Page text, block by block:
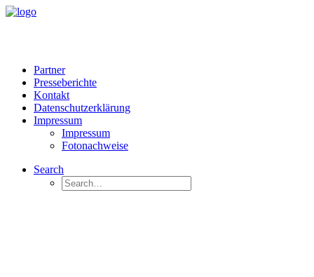
Partner
Presseberichte
Kontakt
Datenschutzerklärung
Impressum
Impressum
Fotonachweise
Search